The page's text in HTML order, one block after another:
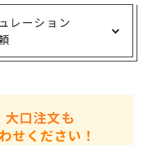
レーション
大口注文も
せください！